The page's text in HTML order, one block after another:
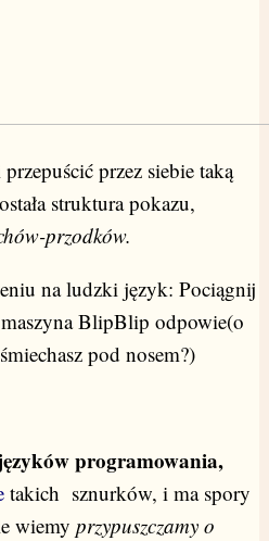
przez siebie taką
struktura pokazu,
przodków.
na ludzki język: Pociągnij
BlipBlip odpowie(o
pod nosem?)
programowania,
takich sznurków, i ma spory
wiemy przypuszczamy o